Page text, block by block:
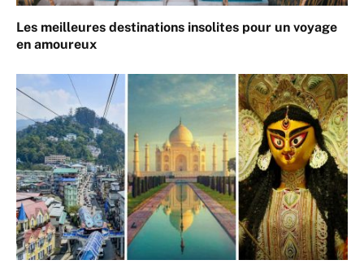
Les meilleures destinations insolites pour un voyage
en amoureux